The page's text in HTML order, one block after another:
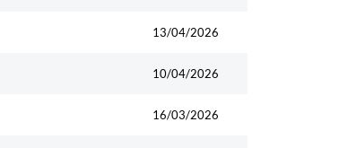
13/04/2026
10/04/2026
16/03/2026